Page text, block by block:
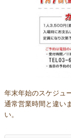
年末年始のスケジュ
通常営業時間と違い
い。